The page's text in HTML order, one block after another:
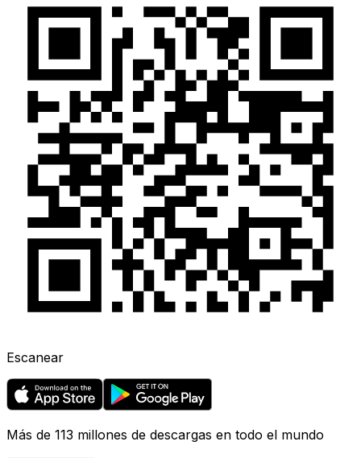
Escanear
Más de 113 millones de descargas en todo el mundo